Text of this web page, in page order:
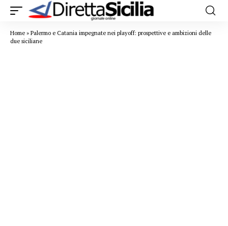
Home » Palermo e Catania impegnate nei playoff: prospettive e ambizioni delle
due siciliane